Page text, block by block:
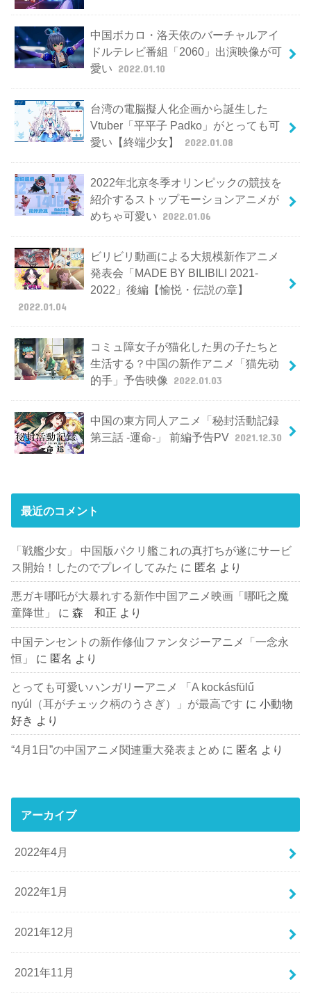
中国ボカロ・洛天依のバーチャルアイ
ドルテレビ番組「2060」出演映像が可
愛い 2022.01.10
台湾の電脳擬人化企画から誕生した
Vtuber「平平子 Padko」がとっても可
愛い【終端少女】
2022.01.08
2022年北京冬季オリンピックの競技を
紹介するストップモーションアニメが
めちゃ可愛い 2022.01.06
ビリビリ動画による大規模新作アニメ
発表会「MADE BY BILIBILI 2021-
2022」後編【愉悦・伝説の章】
2022.01.04
コミュ障女子が猫化した男の子たちと
生活する？中国の新作アニメ「猫先动
的手」予告映像
2022.01.03
中国の東方同人アニメ「秘封活動記録
第三話 -運命-」 前編予告PV 2021.12.30
最近のコメント
「戦艦少女」 中国版パクリ艦これの真打ちが遂にサービ
ス開始！したのでプレイしてみた に 匿名 より
悪ガキ哪吒が大暴れする新作中国アニメ映画「哪吒之魔
童降世」
に森 和正 より
中国テンセントの新作修仙ファンタジーアニメ「一念永
恒」
に 匿名 より
とっても可愛いハンガリーアニメ 「A kockásfülű
nyúl（耳がチェック柄のうさぎ）」が最高です に小動物
好き より
“4月1日”の中国アニメ関連重大発表まとめ に 匿名 より
アーカイブ
2022年4月
2022年1月
2021年12月
2021年11月